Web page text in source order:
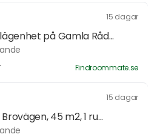
15 dagar
på Gamla Råd...
Findroommate.se
15 dagar
45 m2, 1 ru...